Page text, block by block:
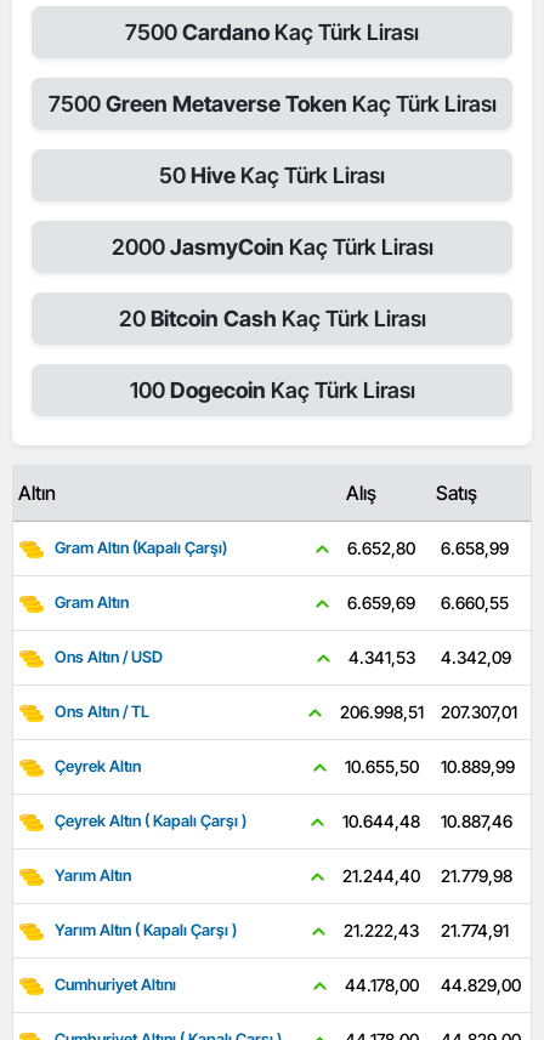
7500Cardano Kaç Türk Lirası
7500Green Metaverse Token Kaç Türk Lirası
50Hive Kaç Türk Lirası
2000JasmyCoin Kaç Türk Lirası
20Bitcoin Cash Kaç Türk Lirası
100Dogecoin Kaç Türk Lirası
Altın Alış Satış
Gram Altın (Kapalı Çarşı) 6.652,80 6.658,99
Gram Altın 6.659,69 6.660,55
Ons Altın / USD 4.341,53 4.342,09
Ons Altın / TL 206.998,51 207.307,01
Çeyrek Altın 10.655,50 10.889,99
Çeyrek Altın ( Kapalı Çarşı ) 10.644,48 10.887,46
Yarım Altın 21.244,40 21.779,98
Yarım Altın ( Kapalı Çarşı ) 21.222,43 21.774,91
Cumhuriyet Altını 44.178,00 44.829,00